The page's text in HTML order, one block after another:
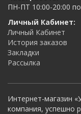
ПН-ПТ 10:00-20:00
Личный Кабинет:
Личный Кабинет
История заказов
Закладки
Рассылка
Интернет-магазин
компания, успешно